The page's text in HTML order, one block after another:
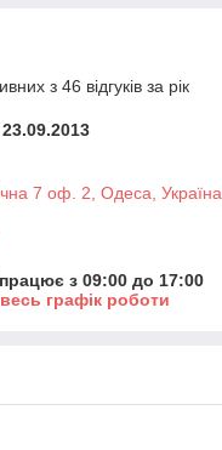
з 46 відгуків за рік
7 оф. 2, Одеса, Україна
з 09:00 до 17:00
графік роботи